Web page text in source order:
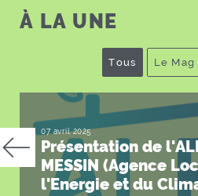
À LA UNE
Tous
Afficher
Le Mag
07 avril 2025
Présentation de
MESSIN (Agence
l'Energie et du